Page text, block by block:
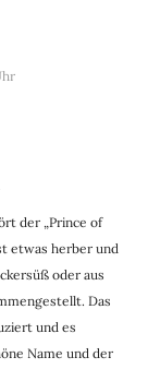
der „Prince of
etwas herber und
oder aus
Das
und es
Name und der